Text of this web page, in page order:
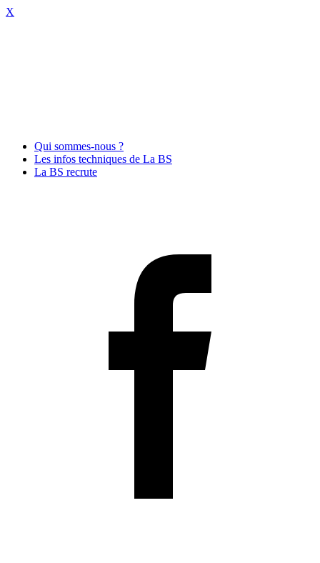
X
Qui sommes-nous ?
Les infos techniques de La BS
La BS recrute